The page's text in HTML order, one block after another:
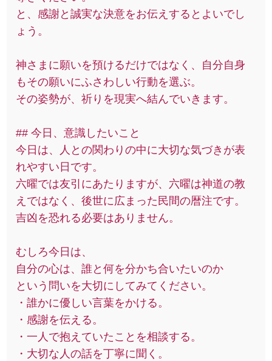
と、感謝と誠実な決意をお伝えするとよいでし
ょう。
神さまに願いを預けるだけではなく、自分自身
もその願いにふさわしい行動を選ぶ。
その姿勢が、祈りを現実へ結んでいきます。
## 今日、意識したいこと
今日は、人との関わりの中に大切な気づきが表
れやすい日です。
六曜では友引にあたりますが、六曜は神道の教
えではなく、後世に広まった民間の暦注です。
吉凶を恐れる必要はありません。
むしろ今日は、
自分の心は、誰と何を分かち合いたいのか
という問いを大切にしてみてください。
・誰かに優しい言葉をかける。
・感謝を伝える。
・一人で抱えていたことを相談する。
・大切な人の話を丁寧に聞く。